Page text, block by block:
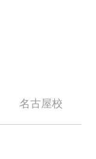
名古屋校